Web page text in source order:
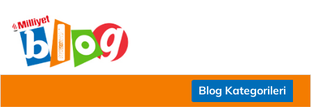
Blog Kategorileri